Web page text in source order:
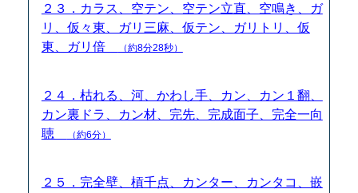
２３．カラス、空テン、空テン立直、空鳴き、ガ
リ、仮々東、ガリ三麻、仮テン、ガリトリ、仮
東、ガリ倍
（約8分28秒）
２４．枯れる、河、かわし手、カン、カン１翻、
カン裏ドラ、カン材、完先、完成面子、完全一向
聴
（約6分）
２５．完全壁、槓千点、カンター、カンタコ、嵌